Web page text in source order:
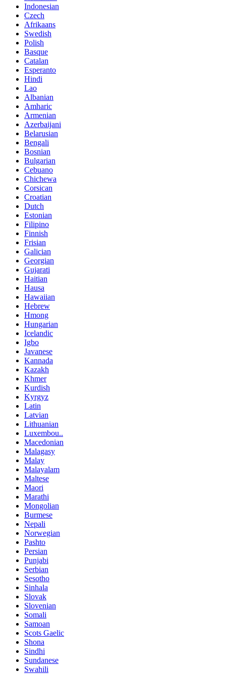
Indonesian
Czech
Afrikaans
Swedish
Polish
Basque
Catalan
Esperanto
Hindi
Lao
Albanian
Amharic
Armenian
Azerbaijani
Belarusian
Bengali
Bosnian
Bulgarian
Cebuano
Chichewa
Corsican
Croatian
Dutch
Estonian
Filipino
Finnish
Frisian
Galician
Georgian
Gujarati
Haitian
Hausa
Hawaiian
Hebrew
Hmong
Hungarian
Icelandic
Igbo
Javanese
Kannada
Kazakh
Khmer
Kurdish
Kyrgyz
Latin
Latvian
Lithuanian
Luxembou..
Macedonian
Malagasy
Malay
Malayalam
Maltese
Maori
Marathi
Mongolian
Burmese
Nepali
Norwegian
Pashto
Persian
Punjabi
Serbian
Sesotho
Sinhala
Slovak
Slovenian
Somali
Samoan
Scots Gaelic
Shona
Sindhi
Sundanese
Swahili